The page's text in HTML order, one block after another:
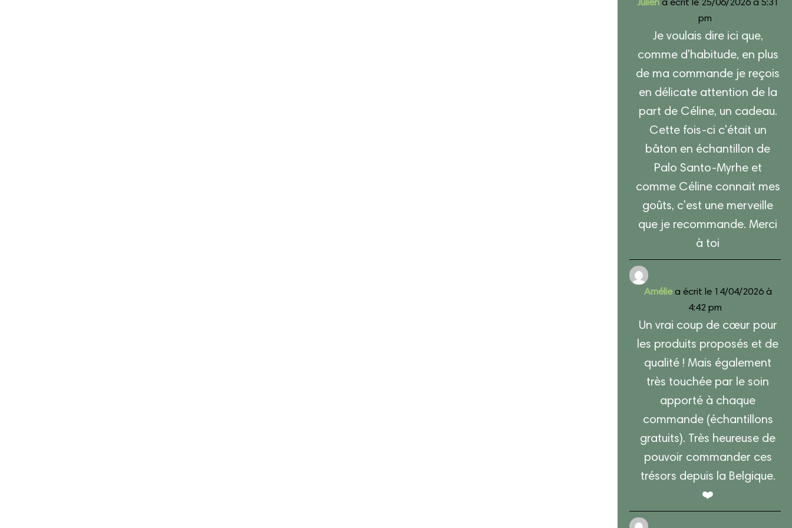
Julien a écrit le25/06/2026 à 5:31
pm
Je voulais dire ici que,
comme d'habitude, en plus
de ma commande je reçois
en délicate attention de la
part de Céline, un cadeau.
Cette fois-ci c'était un
bâton en échantillon de
Palo Santo-Myrhe et
comme Céline connait mes
goûts, c'est une merveille
que je recommande. Merci
à toi
Amélie a écrit le14/04/2026 à
4:42 pm
Un vrai coup de cœur pour
les produits proposés et de
qualité ! Mais également
très touchée par le soin
apporté à chaque
commande (échantillons
gratuits). Très heureuse de
pouvoir commander ces
trésors depuis la Belgique.
❤️